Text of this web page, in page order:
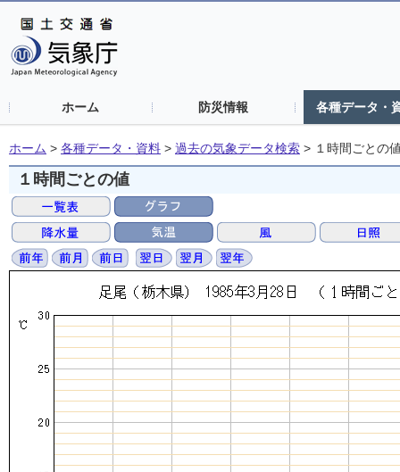
ホーム 防災情報 各種データ・
ホーム > 各種データ・資料 > 過去の気象データ検索 > １時間ごとの
１時間ごとの値